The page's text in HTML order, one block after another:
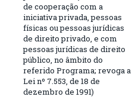
de cooperação com a
iniciativa privada, pessoas
físicas ou pessoas jurídicas
de direito privado, e com
pessoas jurídicas de direito
público, no âmbito do
referido Programa; revoga a
Lei nº 7.553, de 18 de
dezembro de 1991)